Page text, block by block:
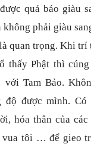
quả báo giàu
không phải giàu
quan trọng. Khi trí
thấy Phật thì
với Tam Bảo.
độ được mình.
hóa thân của
vua tôi … để gieo